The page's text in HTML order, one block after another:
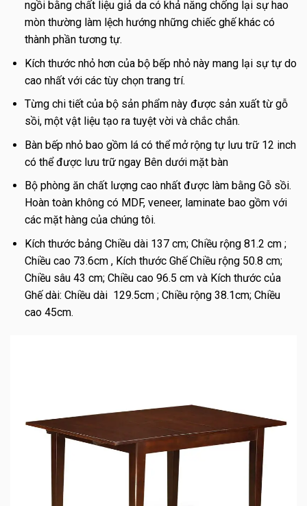
ngồi bằng chất liệu giả da có khả năng chống lại sự hao
mòn thường làm lệch hướng những chiếc ghế khác có
thành phần tương tự.
Kích thước nhỏ hơn của bộ bếp nhỏ này mang lại sự tự do
cao nhất với các tùy chọn trang trí.
Từng chi tiết của bộ sản phẩm này được sản xuất từ ​​gỗ
sồi, một vật liệu tạo ra tuyệt vời và chắc chắn.
Bàn bếp nhỏ bao gồm lá có thể mở rộng tự lưu trữ 12 inch
có thể được lưu trữ ngay Bên dưới mặt bàn
Bộ phòng ăn chất lượng cao nhất được làm bằng Gỗ sồi.
Hoàn toàn không có MDF, veneer, laminate bao gồm với
các mặt hàng của chúng tôi.
Kích thước bảng Chiều dài 137 cm; Chiều rộng 81.2 cm ;
Chiều cao 73.6cm , Kích thước Ghế Chiều rộng 50.8 cm;
Chiều sâu 43 cm; Chiều cao 96.5 cm và Kích thước của
Ghế dài: Chiều dài 129.5cm ; Chiều rộng 38.1cm; Chiều
cao 45cm.